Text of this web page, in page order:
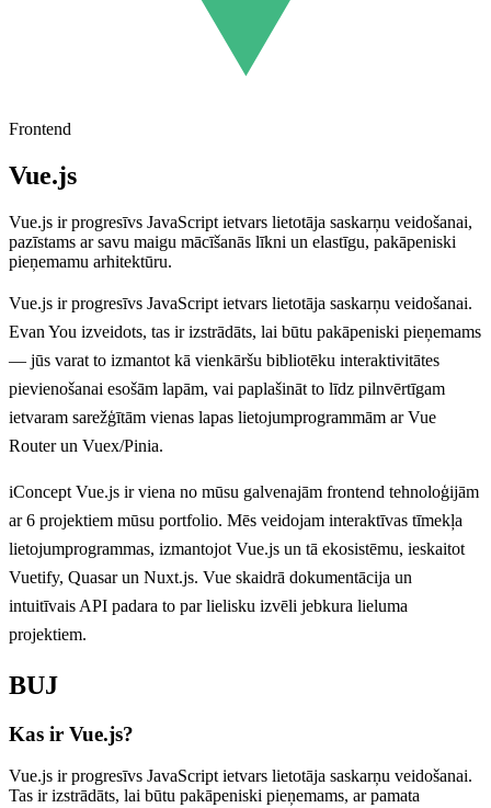
Frontend
Vue.js
Vue.js ir progresīvs JavaScript ietvars lietotāja saskarņu veidošanai,
pazīstams ar savu maigu mācīšanās līkni un elastīgu, pakāpeniski
pieņemamu arhitektūru.
Vue.js ir progresīvs JavaScript ietvars lietotāja saskarņu veidošanai.
Evan You izveidots, tas ir izstrādāts, lai būtu pakāpeniski pieņemams
— jūs varat to izmantot kā vienkāršu bibliotēku interaktivitātes
pievienošanai esošām lapām, vai paplašināt to līdz pilnvērtīgam
ietvaram sarežģītām vienas lapas lietojumprogrammām ar Vue
Router un Vuex/Pinia.
iConcept Vue.js ir viena no mūsu galvenajām frontend tehnoloģijām
ar 6 projektiem mūsu portfolio. Mēs veidojam interaktīvas tīmekļa
lietojumprogrammas, izmantojot Vue.js un tā ekosistēmu, ieskaitot
Vuetify, Quasar un Nuxt.js. Vue skaidrā dokumentācija un
intuitīvais API padara to par lielisku izvēli jebkura lieluma
projektiem.
BUJ
Kas ir Vue.js?
Vue.js ir progresīvs JavaScript ietvars lietotāja saskarņu veidošanai.
Tas ir izstrādāts, lai būtu pakāpeniski pieņemams, ar pamata